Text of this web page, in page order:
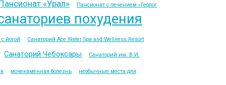
«Урал» Пансионат с лечением «Геолог
похудения
йогой Санаторий Ace Water Spa and Wellness Resort
Санаторий Чебоксары Санаторий им. В.И.
мочекаменная болезнь необычные места для